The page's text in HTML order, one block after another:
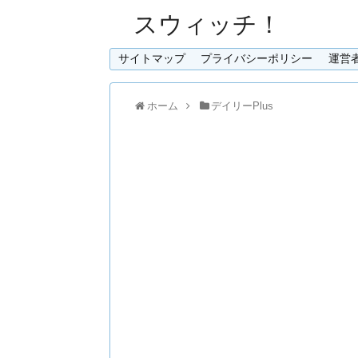
スウィッチ！
サイトマップ プライバシーポリシー 運営
ホーム デイリーPlus